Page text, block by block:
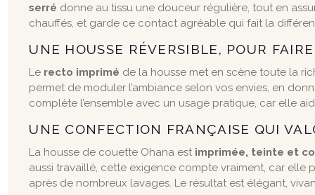
serré donne au tissu une douceur régulière, tout en
chauffés, et garde ce contact agréable qui fait la
UNE HOUSSE RÉVERSIBLE, POUR
Le recto imprimé de la housse met en scène toute la
permet de moduler l’ambiance selon vos envies, en
complète l’ensemble avec un usage pratique, car elle
UNE CONFECTION FRANÇAISE QUI
La housse de couette Ohana est imprimée, teinte et
aussi travaillé, cette exigence compte vraiment, car elle
après de nombreux lavages. Le résultat est élégant,